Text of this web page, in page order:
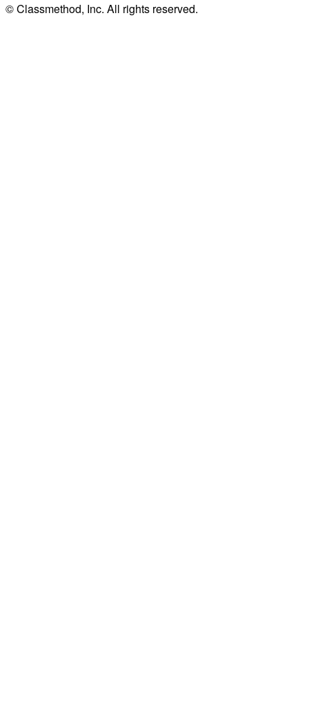
© Classmethod, Inc. All rights reserved.